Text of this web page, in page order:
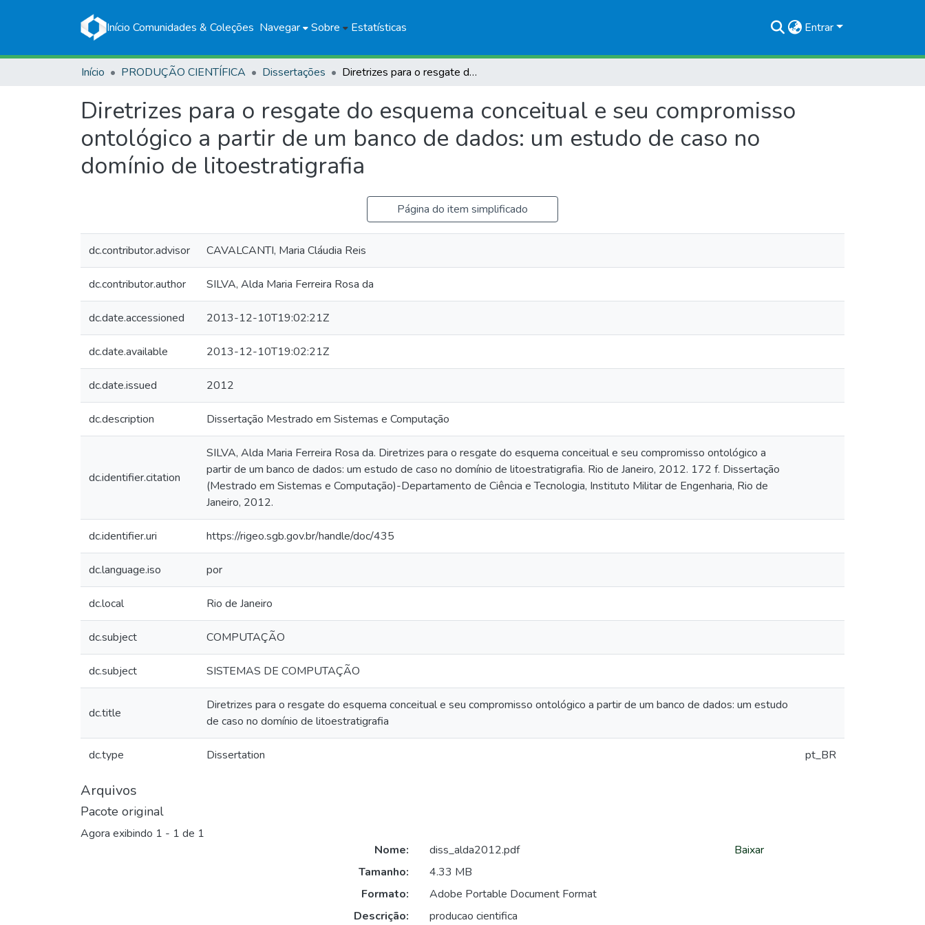
Início Comunidades & Coleções Navegar Sobre Estatísticas Entrar
Início PRODUÇÃO CIENTÍFICA Dissertações Diretrizes para o resgate do esquema conceitual e seu compromisso ontológico a partir de um banco de dados: um estudo de caso no domínio de litoestratigrafia
Diretrizes para o resgate do esquema conceitual e seu compromisso
ontológico a partir de um banco de dados: um estudo de caso no
domínio de litoestratigrafia
Página do item simplificado
dc.contributor.advisor CAVALCANTI, Maria Cláudia Reis
dc.contributor.author SILVA, Alda Maria Ferreira Rosa da
dc.date.accessioned 2013-12-10T19:02:21Z
dc.date.available 2013-12-10T19:02:21Z
dc.date.issued 2012
dc.description Dissertação Mestrado em Sistemas e Computação
dc.identifier.citation
SILVA, Alda Maria Ferreira Rosa da. Diretrizes para o resgate do esquema conceitual e seu compromisso ontológico a
partir de um banco de dados: um estudo de caso no domínio de litoestratigrafia. Rio de Janeiro, 2012. 172 f. Dissertação
(Mestrado em Sistemas e Computação)-Departamento de Ciência e Tecnologia, Instituto Militar de Engenharia, Rio de
Janeiro, 2012.
dc.identifier.uri https://rigeo.sgb.gov.br/handle/doc/435
dc.language.iso por
dc.local Rio de Janeiro
dc.subject COMPUTAÇÃO
dc.subject SISTEMAS DE COMPUTAÇÃO
dc.title
Diretrizes para o resgate do esquema conceitual e seu compromisso ontológico a partir de um banco de dados: um estudo
de caso no domínio de litoestratigrafia
dc.type Dissertation pt_BR
Arquivos
Pacote original
Agora exibindo 1 - 1 de 1
Nome:
diss_alda2012.pdf
Tamanho:
4.33 MB
Formato:
Adobe Portable Document Format
Descrição:
producao cientifica
Baixar